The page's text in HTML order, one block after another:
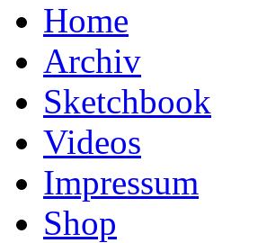
Home
Archiv
Sketchbook
Videos
Impressum
Shop